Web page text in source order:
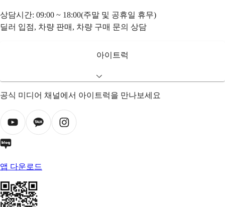
상담시간: 09:00 ~ 18:00(주말 및 공휴일 휴무)
딜러 입점, 차량 판매, 차량 구매 문의 상담
아이트럭
공식 미디어 채널에서 아이트럭을 만나보세요
앱 다운로드